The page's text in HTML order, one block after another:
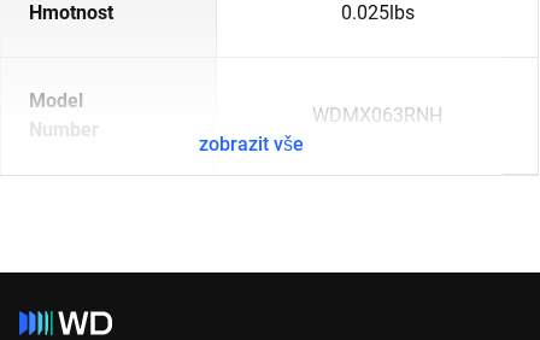
Hmotnost 0.025lbs
Model
Number
WDMX063RNH
zobrazit vše